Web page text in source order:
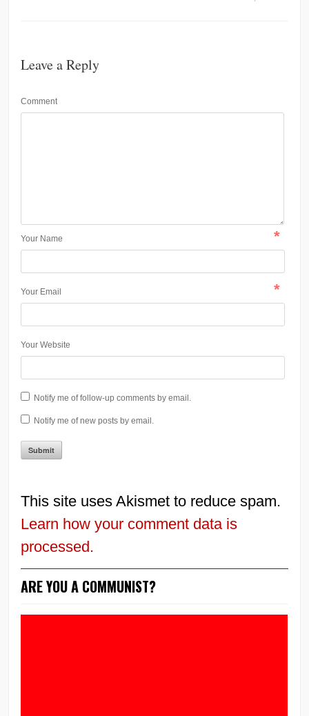
Leave a Reply
Comment
Your Name *
Your Email *
Your Website
Notify me of follow-up comments by email.
Notify me of new posts by email.
This site uses Akismet to reduce spam.
Learn how your comment data is
processed.
ARE YOU A COMMUNIST?